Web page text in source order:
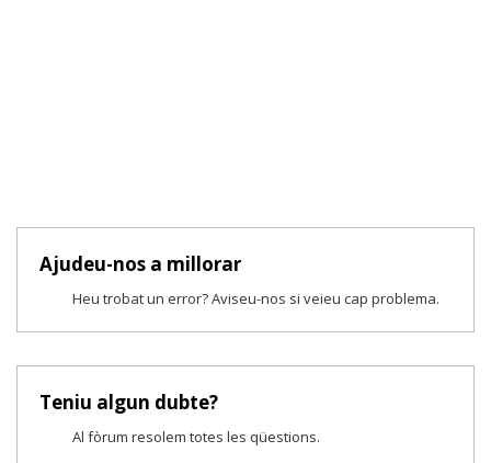
Ajudeu-nos a millorar
Heu trobat un error? Aviseu-nos si veieu cap problema.
Teniu algun dubte?
Al fòrum resolem totes les qüestions.